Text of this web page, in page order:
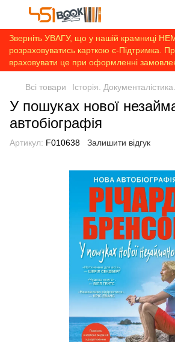
Зверніть УВАГУ, що у нашій крамниці
розраховуватись карткою є-Підтримка.
враховувати це при оформленні
Всі товари Історія.
У пошуках нової
автобіографія
Артикул: F010638 Залишити відгук